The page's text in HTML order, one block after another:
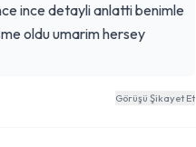
ince detayli anlatti benimle
oldu umarim hersey
Görüşü Şikayet Et